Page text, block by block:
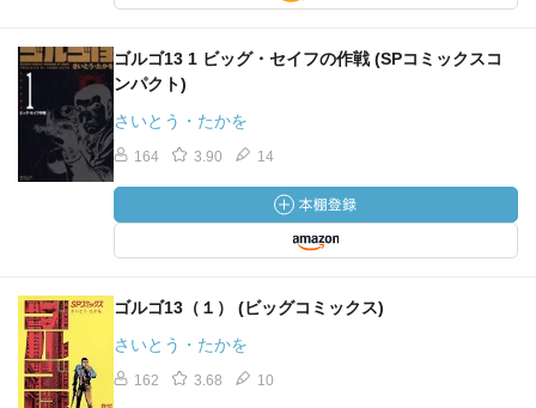
ゴルゴ13 1 ビッグ・セイフの作戦 (SPコミックスコ
ンパクト)
さいとう・たかを
164 3.90 14
ゴルゴ13（１） (ビッグコミックス)
さいとう・たかを
162 3.68 10